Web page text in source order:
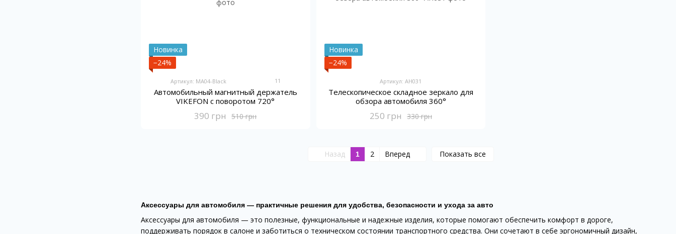
Аксессуары для автомобиля — практичные решения для удобства, безопасности и ухода за авто
Аксессуары для автомобиля — это полезные, функциональные и надежные изделия, которые помогают обеспечить комфорт в дороге,
поддерживать порядок в салоне и заботиться о техническом состоянии транспортного средства. Они сочетают в себе эргономичный дизайн,
Новинка
−24%
Артикул: MA04-Black 11
Автомобильный магнитный держатель
VIKEFON с поворотом 720°
510 грн
390 грн
Новинка
−24%
Артикул: AH031
Телескопическое складное зеркало для
обзора автомобиля 360°
330 грн
250 грн
Назад 1 2 Вперед Показать все